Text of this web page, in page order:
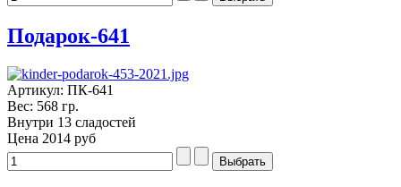
Подарок-641
Артикул: ПК-641
Вес: 568 гр.
Внутри 13 сладостей
Цена 2014 руб